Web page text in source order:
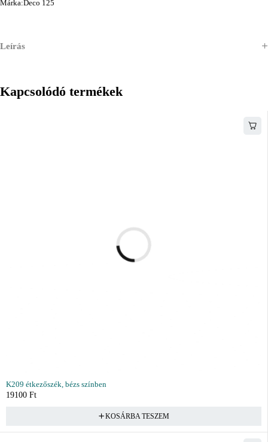
Márka:Deco 125
Leírás
Kapcsolódó termékek
K209 étkezőszék, bézs színben
19100 Ft
KOSÁRBA TESZEM